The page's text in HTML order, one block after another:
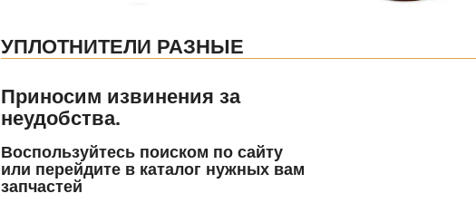
УПЛОТНИТЕЛИ РАЗНЫЕ
Приносим извинения за
неудобства.
Воспользуйтесь поиском по сайту
или перейдите в каталог нужных вам
запчастей